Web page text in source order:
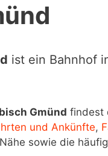
ist ein Bahnhof
Gmünd findest
und Ankünfte,
sowie die